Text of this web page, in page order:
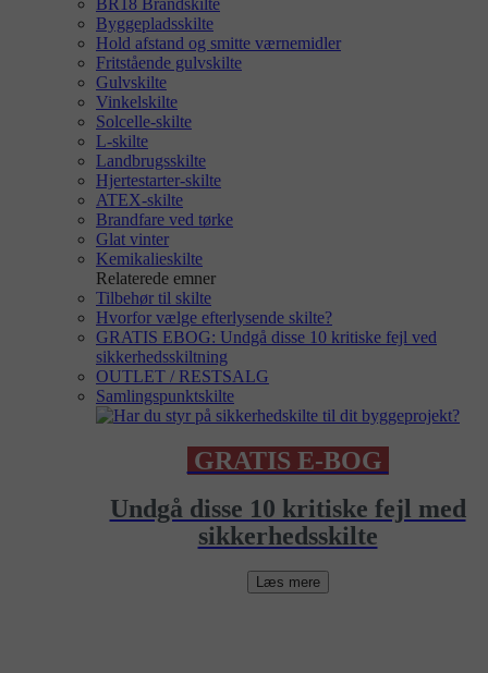
BR18 Brandskilte
Byggepladsskilte
Hold afstand og smitte værnemidler
Fritstående gulvskilte
Gulvskilte
Vinkelskilte
Solcelle-skilte
L-skilte
Landbrugsskilte
Hjertestarter-skilte
ATEX-skilte
Brandfare ved tørke
Glat vinter
Kemikalieskilte
Relaterede emner
Tilbehør til skilte
Hvorfor vælge efterlysende skilte?
GRATIS EBOG: Undgå disse 10 kritiske fejl ved
sikkerhedsskiltning
OUTLET / RESTSALG
Samlingspunktskilte
GRATIS E-BOG
Undgå disse 10 kritiske fejl med
sikkerhedsskilte
Læs mere